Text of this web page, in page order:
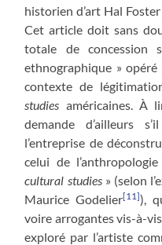
historien d’art Hal
Cet article doit sans
totale de concession
ethnographique » opéré
contexte de
studies américaines. À
demande d’ailleurs
l’entreprise de
celui de
cultural studies» (selon
Maurice Godelier[11]),
voire arrogantes vis-à-
exploré par l’artiste